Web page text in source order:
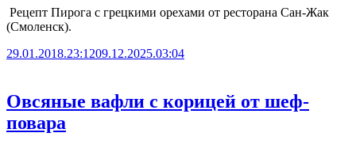
Рецепт Пирога с грецкими орехами от ресторана Сан-Жак
(Смоленск).
29.01.2018.23:1209.12.2025.03:04
Овсяные вафли­ с корицей от шеф-
повара